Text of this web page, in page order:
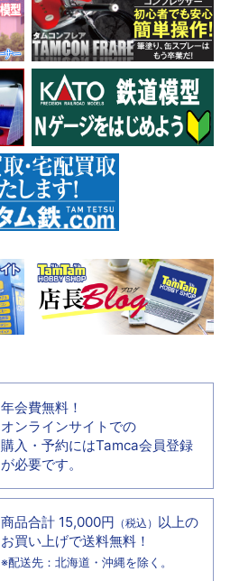
年会費無料！
オンラインサイトでの
購入・予約にはTamca会員登録
が必要です。
商品合計 15,000円 （税込） 以上の
お買い上げで送料無料！
※配送先：北海道・沖縄を除く。